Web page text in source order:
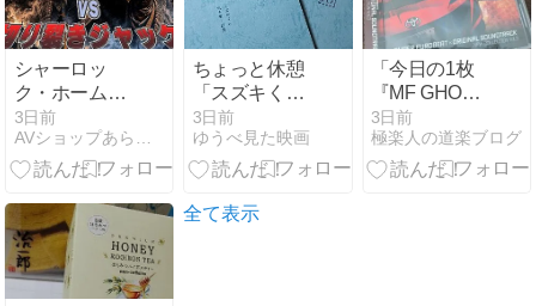
シャーロッ
ク・ホームズ
vs切り裂きジ
ャック [DVD]
【8/28発売】
3日前
AVショップあらん楽天店のブログ
ちょっと休憩
「スズキく
ん」
3日前
ゆうべ見た映画
「今日の1枚
『MF GHOST
3rd season
O.S.T』」の巻
3日前
極楽人の道楽ブログ
全て表示